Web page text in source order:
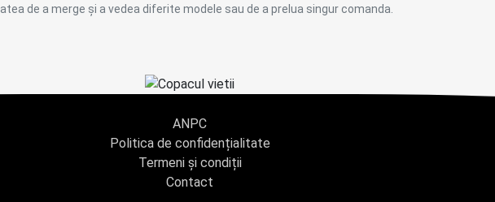
de a merge și a vedea diferite modele sau de a prelua singur comanda.
ANPC
Politica de confidențialitate
Termeni și condiții
Contact